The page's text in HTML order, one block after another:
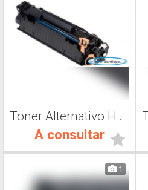
Toner Alternativo Hp CE278A, Toner Impresora Láser
A consultar
1